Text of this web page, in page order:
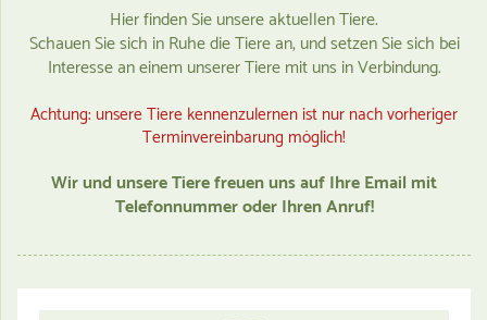
Hier finden Sie unsere aktuellen Tiere.
Schauen Sie sich in Ruhe die Tiere an, und setzen Sie sich bei
Interesse an einem unserer Tiere mit uns in Verbindung.
Achtung: unsere Tiere kennenzulernen ist nur nach vorheriger
Terminvereinbarung möglich!
Wir und unsere Tiere freuen uns auf Ihre Email mit
Telefonnummer oder Ihren Anruf!